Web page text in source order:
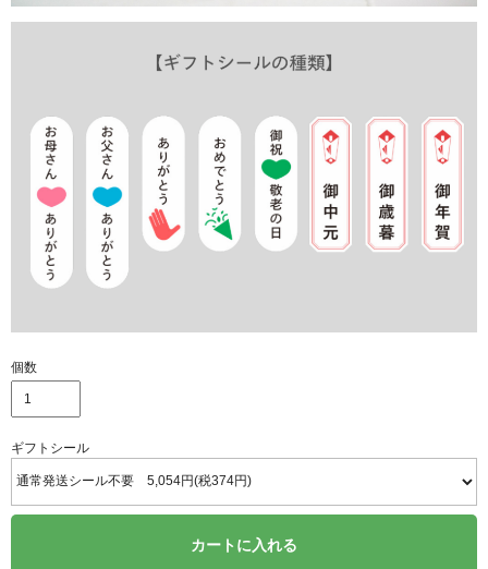
個数
ギフトシール
カートに入れる